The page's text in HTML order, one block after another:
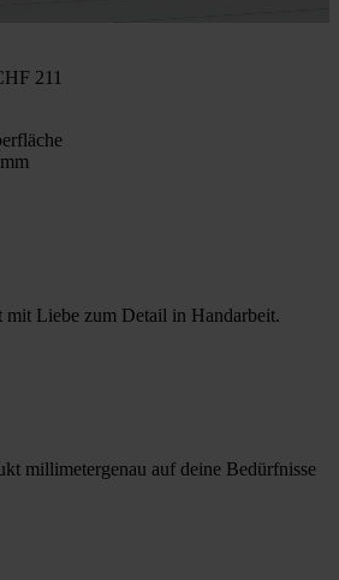
211
Liebe zum Detail in Handarbeit.
millimetergenau auf deine Bedürfnisse